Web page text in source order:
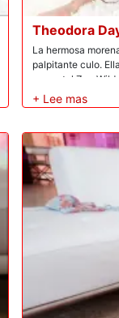
Theodora
La hermosa
palpitante culo.
semental Zac
baba gotea de su
apretado coño.
orgasmo anal y
agua. Theodora
descuidada con la
salpicando a
esperma con